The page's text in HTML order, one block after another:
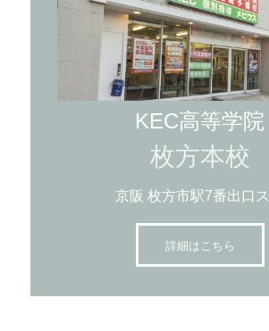
KEC高等学院
枚方本校
京阪 枚方市駅7番出口
詳細はこちら